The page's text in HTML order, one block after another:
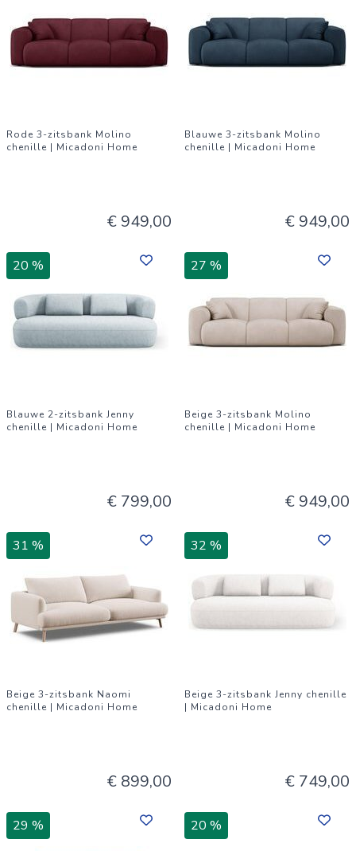
Rode 3-zitsbank Molino
chenille | Micadoni Home
€ 949,00
Blauwe 3-zitsbank Molino
chenille | Micadoni Home
€ 949,00
20 %
Blauwe 2-zitsbank Jenny
chenille | Micadoni Home
€ 799,00
27 %
Beige 3-zitsbank Molino
chenille | Micadoni Home
€ 949,00
31 %
Beige 3-zitsbank Naomi
chenille | Micadoni Home
€ 899,00
32 %
Beige 3-zitsbank Jenny chenille
| Micadoni Home
€ 749,00
29 % 20 %